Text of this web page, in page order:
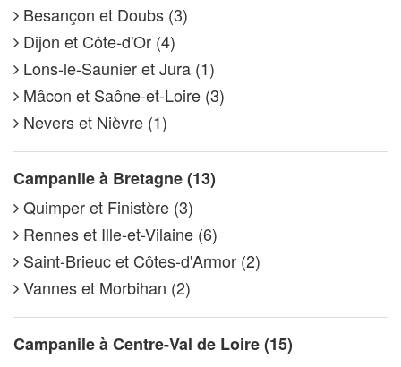
Besançon et Doubs (3)
Dijon et Côte-d'Or (4)
Lons-le-Saunier et Jura (1)
Mâcon et Saône-et-Loire (3)
Nevers et Nièvre (1)
Campanile à Bretagne (13)
Quimper et Finistère (3)
Rennes et Ille-et-Vilaine (6)
Saint-Brieuc et Côtes-d'Armor (2)
Vannes et Morbihan (2)
Campanile à Centre-Val de Loire (15)